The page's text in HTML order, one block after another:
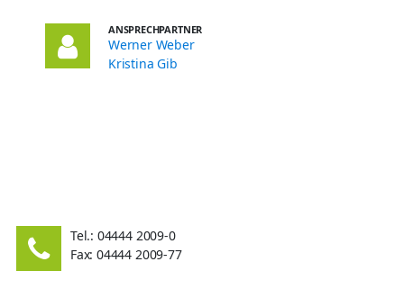
ANSPRECHPARTNER
Werner Weber
Kristina Gib
Tel.: 04444 2009-0
Fax: 04444 2009-77